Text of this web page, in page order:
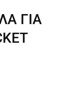
ΓΙΑ